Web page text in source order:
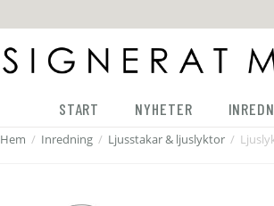
START NYHETER
Hem / Inredning / Ljusstakar & ljuslyktor /